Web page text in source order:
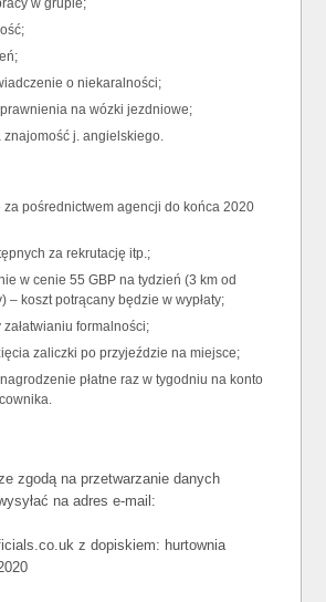
w grupie;
o niekaralności;
na wózki jezdniowe;
znajomość j. angielskiego.
za pośrednictwem agencji do końca 2020
za rekrutację itp.;
w cenie 55 GBP na tydzień (3 km od
– koszt potrącany będzie w wypłaty;
formalności;
zaliczki po przyjeździe na miejsce;
płatne raz w tygodniu na konto
zgodą na przetwarzanie danych
na adres e-mail:
z dopiskiem: hurtownia